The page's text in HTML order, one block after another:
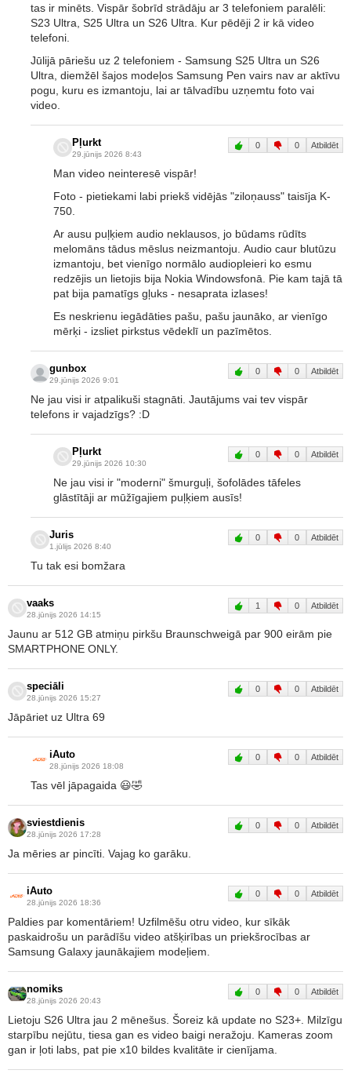
tas ir minēts. Vispār šobrīd strādāju ar 3 telefoniem paralēli:
S23 Ultra, S25 Ultra un S26 Ultra. Kur pēdēji 2 ir kā video
telefoni.
Jūlijā pāriešu uz 2 telefoniem - Samsung S25 Ultra un S26
Ultra, diemžēl šajos modeļos Samsung Pen vairs nav ar aktīvu
pogu, kuru es izmantoju, lai ar tālvadību uzņemtu foto vai
video.
Pļurkt
29.jūnijs 2026 8:43
0 0 Atbildēt
Man video neinteresē vispār!
Foto - pietiekami labi priekš vidējās "ziloņauss" taisīja K-
750.
Ar ausu puļķiem audio neklausos, jo būdams rūdīts
melomāns tādus mēslus neizmantoju. Audio caur blutūzu
izmantoju, bet vienīgo normālo audiopleieri ko esmu
redzējis un lietojis bija Nokia Windowsfonā. Pie kam tajā tā
pat bija pamatīgs gļuks - nesaprata izlases!
Es neskrienu iegādāties pašu, pašu jaunāko, ar vienīgo
mērķi - izsliet pirkstus vēdeklī un pazīmētos.
gunbox
29.jūnijs 2026 9:01
0 0 Atbildēt
Ne jau visi ir atpalikuši stagnāti. Jautājums vai tev vispār
telefons ir vajadzīgs? :D
Pļurkt
29.jūnijs 2026 10:30
0 0 Atbildēt
Ne jau visi ir "moderni" šmurguļi, šofolādes tāfeles
glāstītāji ar mūžīgajiem puļķiem ausīs!
Juris
1.jūlijs 2026 8:40
0 0 Atbildēt
Tu tak esi bomžara
vaaks
28.jūnijs 2026 14:15
1 0 Atbildēt
Jaunu ar 512 GB atmiņu pirkšu Braunschweigā par 900 eirām pie
SMARTPHONE ONLY.
speciāli
28.jūnijs 2026 15:27
0 0 Atbildēt
Jāpāriet uz Ultra 69
iAuto
28.jūnijs 2026 18:08
0 0 Atbildēt
Tas vēl jāpagaida 😃🤣
sviestdienis
28.jūnijs 2026 17:28
0 0 Atbildēt
Ja mēries ar pincīti. Vajag ko garāku.
iAuto
28.jūnijs 2026 18:36
0 0 Atbildēt
Paldies par komentāriem! Uzfilmēšu otru video, kur sīkāk
paskaidrošu un parādīšu video atšķirības un priekšrocības ar
Samsung Galaxy jaunākajiem modeļiem.
nomiks
28.jūnijs 2026 20:43
0 0 Atbildēt
Lietoju S26 Ultra jau 2 mēnešus. Šoreiz kā update no S23+. Milzīgu
starpību nejūtu, tiesa gan es video baigi neražoju. Kameras zoom
gan ir ļoti labs, pat pie x10 bildes kvalitāte ir cienījama.